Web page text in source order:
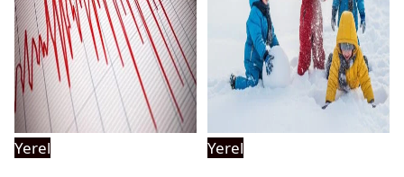
Yerel
Yerel